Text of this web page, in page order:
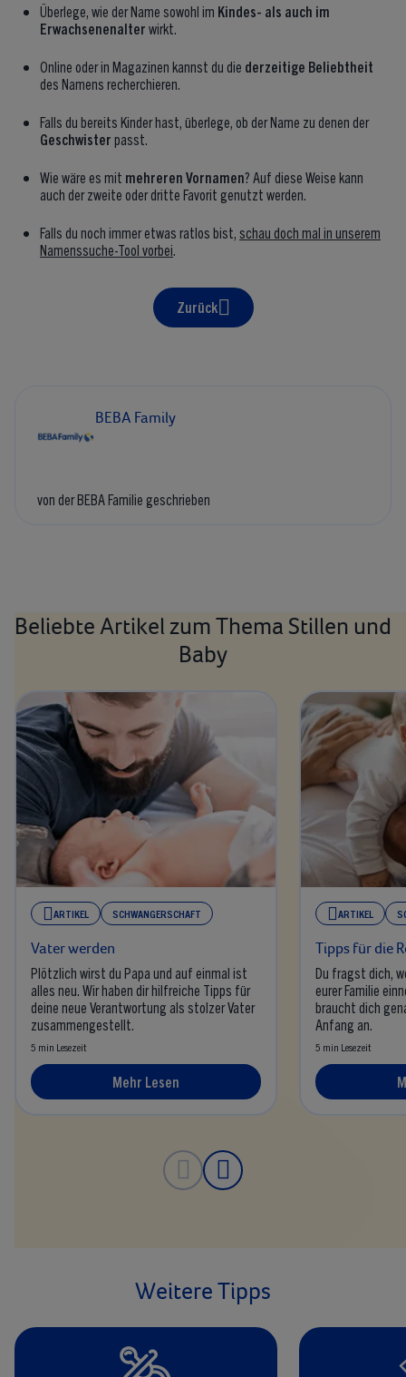
Überlege, wie der Name sowohl im Kindes- als auch im
Erwachsenenalter wirkt.
Online oder in Magazinen kannst du die derzeitige Beliebtheit
des Namens recherchieren.
Falls du bereits Kinder hast, überlege, ob der Name zu denen der
Geschwister passt.
Wie wäre es mit mehreren Vornamen? Auf diese Weise kann
auch der zweite oder dritte Favorit genutzt werden.
Falls du noch immer etwas ratlos bist, schau doch mal in unserem
Namenssuche-Tool vorbei
Zurück
BEBA Family
von der BEBA Familie geschrieben
Beliebte Artikel zum Thema Stillen und
Baby
ARTIKEL SCHWANGERSCHAFT
Vater werden
Plötzlich wirst du Papa und auf einmal ist
alles neu. Wir haben dir hilfreiche Tipps für
deine neue Verantwortung als stolzer Vater
zusammengestellt.
5 min Lesezeit
Mehr Lesen
ARTIKEL
Tipps für die
Du fragst dich,
eurer Familie
braucht dich
Anfang an.
5 min Lesezeit
Weitere Tipps